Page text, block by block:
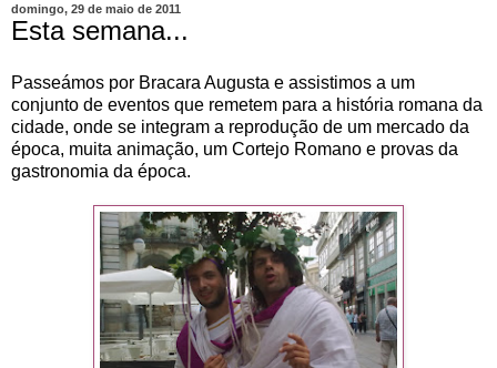
domingo, 29 de maio de 2011
Esta semana...
Passeámos por Bracara Augusta e assistimos a um
conjunto de eventos que remetem para a história romana da
cidade, onde se integram a reprodução de um mercado da
época, muita animação, um Cortejo Romano e provas da
gastronomia da época.